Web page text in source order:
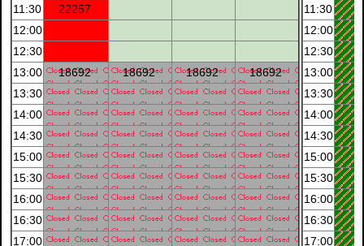
11:30
22257
12:00
12:30
13:00
18692 18692 18692
18692
13:30
14:00
14:30
15:00
15:30
16:00
16:30
17:00
11:30
12:00
12:30
13:00
13:30
14:00
14:30
15:00
15:30
16:00
16:30
17:00